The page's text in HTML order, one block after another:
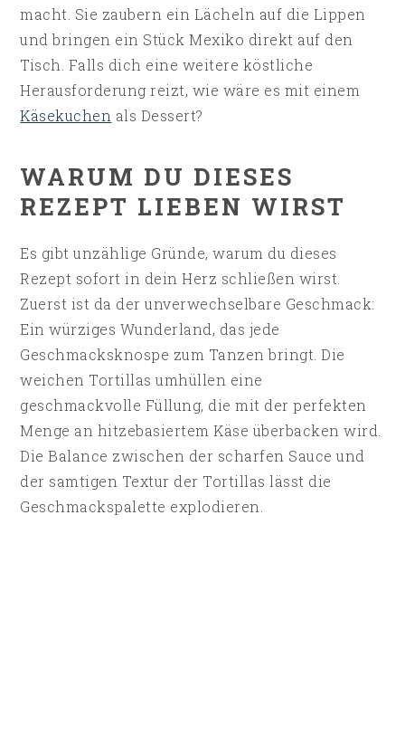
macht. Sie zaubern ein Lächeln auf die Lippen
und bringen ein Stück Mexiko direkt auf den
Tisch. Falls dich eine weitere köstliche
Herausforderung reizt, wie wäre es mit einem
Käsekuchen als Dessert?
WARUM DU DIESES
REZEPT LIEBEN WIRST
Es gibt unzählige Gründe, warum du dieses
Rezept sofort in dein Herz schließen wirst.
Zuerst ist da der unverwechselbare Geschmack:
Ein würziges Wunderland, das jede
Geschmacksknospe zum Tanzen bringt. Die
weichen Tortillas umhüllen eine
geschmackvolle Füllung, die mit der perfekten
Menge an hitzebasiertem Käse überbacken wird.
Die Balance zwischen der scharfen Sauce und
der samtigen Textur der Tortillas lässt die
Geschmackspalette explodieren.